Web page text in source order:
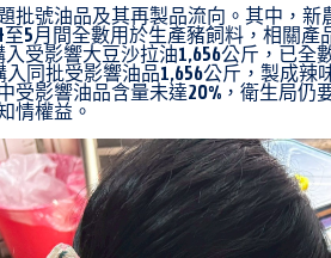
批號油品及其再製品流向。其中，
5月間全數用於生產豬飼料，相關
受影響大豆沙拉油1,656公斤，已
同批受影響油品1,656公斤，製成
受影響油品含量未達20%，衛生局
情權益。